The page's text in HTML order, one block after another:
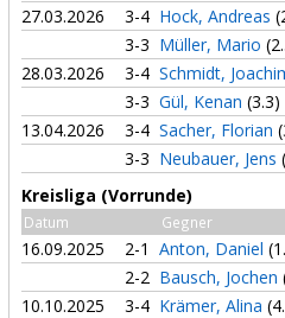
27.03.2026
3-4 Hock, Andreas
3-3 Müller, Mario
28.03.2026
3-4 Schmidt,
3-3 Gül, Kenan (3.3)
13.04.2026
3-4 Sacher, Florian
3-3 Neubauer, Jens
Kreisliga (Vorrunde)
Datum Gegner
16.09.2025 2-1 Anton, Daniel
2-2 Bausch, Jochen
10.10.2025
3-4 Krämer, Alina